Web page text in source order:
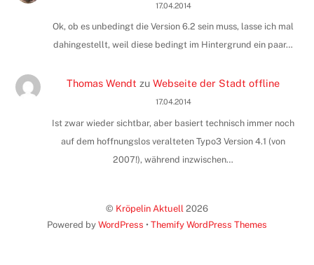
17.04.2014
Ok, ob es unbedingt die Version 6.2 sein muss, lasse ich mal
dahingestellt, weil diese bedingt im Hintergrund ein paar…
Thomas Wendt zuWebseite der Stadt offline
17.04.2014
Ist zwar wieder sichtbar, aber basiert technisch immer noch
auf dem hoffnungslos veralteten Typo3 Version 4.1 (von
2007!), während inzwischen…
© Kröpelin Aktuell 2026
Powered by WordPress • Themify WordPress Themes